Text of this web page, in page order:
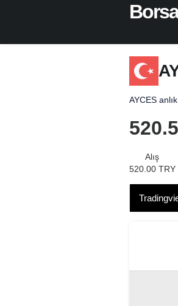
Borsa
AYCES
Alış
520.00 TRY